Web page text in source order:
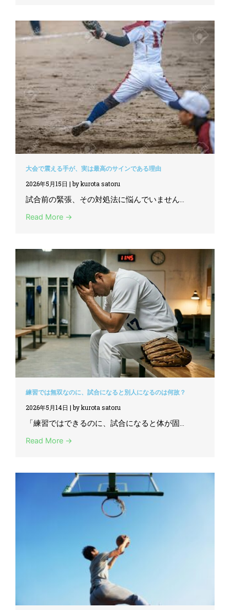
大会で震える手が、実は最高のサインである理由
2026年5月15日 |by kurota satoru
試合前の緊張、その対処法に悩んでいません...
Read More →
練習では無双なのに、試合になると別人になるのは何故？
2026年5月14日 |by kurota satoru
「練習ではできるのに、試合になると体が固...
Read More →